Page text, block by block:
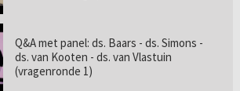
Q&A met panel: ds. Baars - ds. Simons -
ds. van Kooten - ds. van Vlastuin
(vragenronde 1)